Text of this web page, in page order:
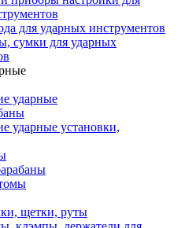
для ударных инструментов
сумки для ударных
ударные
ударные установки,
щетки, руты